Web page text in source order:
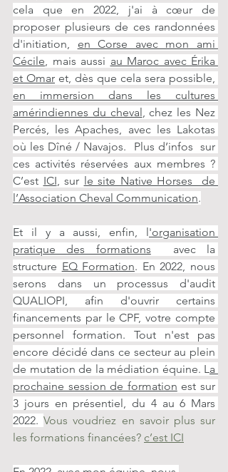
cela que en 2022, j'ai à cœur de
proposer plusieurs de ces randonnées
d'initiation, en Corse avec mon ami
Cécile, mais aussi au Maroc avec Érika
et Omar
en immersion dans les cultures
amérindiennes du cheval, chez les Nez
Percés, les Apaches, avec les Lakotas
où les Dîné / Navajos.  Plus d’infos  sur
ces activités réservées aux membres ?
C’est ICI, sur le site Native Horses  de
l’Association Cheval Communication.
Et il y a aussi, enfin, l'organisation
pratique des formations
  avec la
structure EQ Formation. En 2022, nous
serons dans un processus d'audit
QUALIOPI, afin d'ouvrir certains
financements par le CPF, votre compte
personnel formation. Tout n'est pas
encore décidé dans ce secteur au plein
de mutation de la médiation équine. La
prochaine session de formation est sur
3 jours en présentiel, du 4 au 6 Mars
2022. Vous voudriez en savoir plus sur
les formations financées? c’est ICI